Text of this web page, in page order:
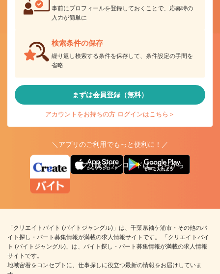
事前にプロフィールを登録しておくことで、応募時の
入力が簡単に
検索条件の保存
繰り返し検索する条件を保存して、条件設定の手間を
省略
まずは会員登録（無料）
アカウントをお持ちの方 ログインはこちら＞
＼アプリのご利用でもっと便利に！／
アプリ版ダウンロードはこちらから
「クリエイトバイト (バイトジャングル)」は、千葉県袖ケ浦市・その他のバ
イト探し・パート募集情報が満載の求人情報サイトです。 「クリエイトバイ
ト (バイトジャングル)」は、バイト探し・パート募集情報が満載の求人情報
サイトです。
地域密着をコンセプトに、仕事探しに役立つ最新の情報をお届けしていま